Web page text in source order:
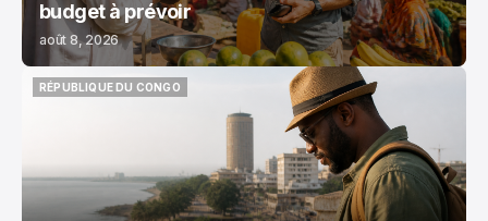
budget à prévoir
août 8, 2026
RÉPUBLIQUE DU CONGO